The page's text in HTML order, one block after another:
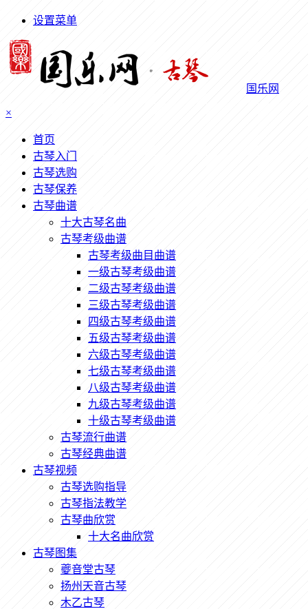
设置菜单
国乐网
×
首页
古琴入门
古琴选购
古琴保养
古琴曲谱
十大古琴名曲
古琴考级曲谱
古琴考级曲目曲谱
一级古琴考级曲谱
二级古琴考级曲谱
三级古琴考级曲谱
四级古琴考级曲谱
五级古琴考级曲谱
六级古琴考级曲谱
七级古琴考级曲谱
八级古琴考级曲谱
九级古琴考级曲谱
十级古琴考级曲谱
古琴流行曲谱
古琴经典曲谱
古琴视频
古琴选购指导
古琴指法教学
古琴曲欣赏
十大名曲欣赏
古琴图集
夔音堂古琴
扬州天音古琴
木乙古琴